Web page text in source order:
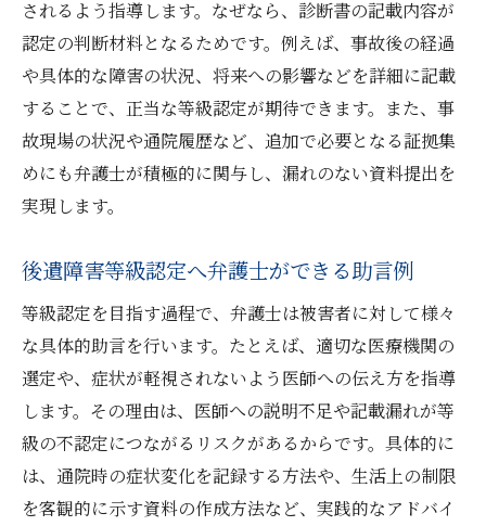
されるよう指導します。なぜなら、診断書の記載内容が
認定の判断材料となるためです。例えば、事故後の経過
や具体的な障害の状況、将来への影響などを詳細に記載
することで、正当な等級認定が期待できます。また、事
故現場の状況や通院履歴など、追加で必要となる証拠集
めにも弁護士が積極的に関与し、漏れのない資料提出を
実現します。
後遺障害等級認定へ弁護士ができる助言例
等級認定を目指す過程で、弁護士は被害者に対して様々
な具体的助言を行います。たとえば、適切な医療機関の
選定や、症状が軽視されないよう医師への伝え方を指導
します。その理由は、医師への説明不足や記載漏れが等
級の不認定につながるリスクがあるからです。具体的に
は、通院時の症状変化を記録する方法や、生活上の制限
を客観的に示す資料の作成方法など、実践的なアドバイ